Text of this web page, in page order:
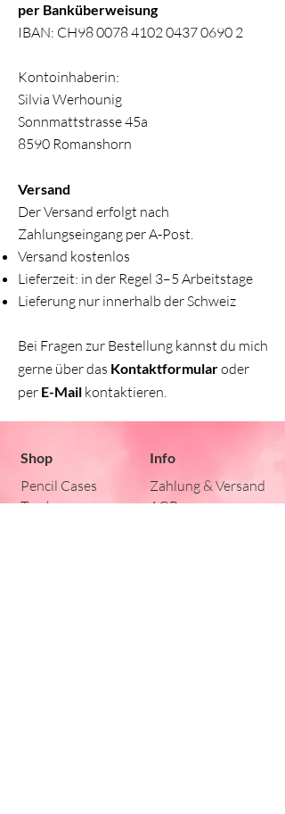
per Banküberweisung
IBAN: CH980078 4102 0437 0690 2
Kontoinhaberin:
Silvia Werhounig
Sonnmattstrasse 45a
8590 Romanshorn
Versand
Der Versand erfolgt nach
Zahlungseingang per A-Post.
Versand kostenlos
Lieferzeit: in der Regel 3–5 Arbeitstage
Lieferung nur innerhalb der Schweiz
Bei Fragen zur Bestellung kannst du mich
gerne über das Kontaktformularoder
per E-Mail kontaktieren.
Shop
Pencil Cases
Taschen
Info
Zahlung & Versand
AGB